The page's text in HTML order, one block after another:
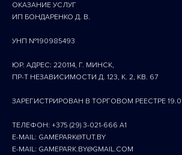
ОКАЗАНИЕ УСЛУГ
ИП БОНДАРЕНКО Д. В.
УНП №190985493
ЮР. АДРЕС: 220114, Г. МИНСК,
ПР-Т НЕЗАВИСИМОСТИ Д. 123, К. 2, КВ. 67
ЗАРЕГИСТРИРОВАН В ТОРГОВОМ РЕЕСТРЕ
ТЕЛЕФОН: +375 (29) 3-021-666 A1
E-MAIL: GAMEPARK@TUT.BY
E-MAIL: GAMEPARK.BY@GMAIL.COM